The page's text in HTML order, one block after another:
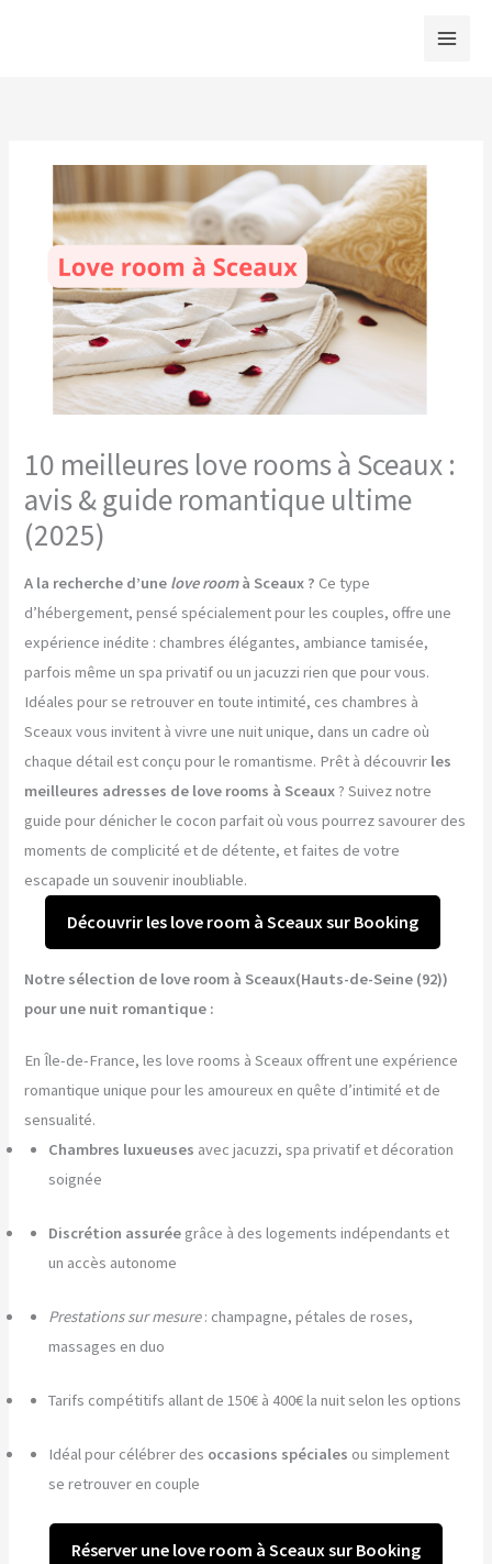
10 meilleures love rooms à Sceaux :
avis & guide romantique ultime
(2025)
A la recherche d’une love roomà Sceaux ? Ce type
d’hébergement, pensé spécialement pour les couples, offre une
expérience inédite : chambres élégantes, ambiance tamisée,
parfois même un spa privatif ou un jacuzzi rien que pour vous.
Idéales pour se retrouver en toute intimité, ces chambres à
Sceaux vous invitent à vivre une nuit unique, dans un cadre où
chaque détail est conçu pour le romantisme. Prêt à découvrir les
meilleures adresses de love rooms à Sceaux? Suivez notre
guide pour dénicher le cocon parfait où vous pourrez savourer des
moments de complicité et de détente, et faites de votre
escapade un souvenir inoubliable.
Découvrir les love room à Sceaux sur Booking
Notre sélection de love room à Sceaux(Hauts-de-Seine (92))
pour une nuit romantique :
En Île-de-France, les love rooms à Sceaux offrent une expérience
romantique unique pour les amoureux en quête d’intimité et de
sensualité.
Chambres luxueuses avec jacuzzi, spa privatif et décoration
soignée
Discrétion assurée grâce à des logements indépendants et
un accès autonome
Prestations sur mesure: champagne, pétales de roses,
massages en duo
Tarifs compétitifs allant de 150€ à 400€ la nuit selon les options
Idéal pour célébrer des occasions spéciales ou simplement
se retrouver en couple
Réserver une love room à Sceaux sur Booking